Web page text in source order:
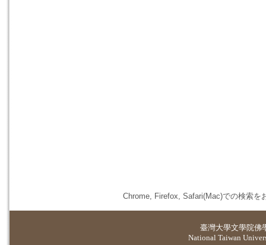
Chrome, Firefox, Safari(Mac)での検索を
臺灣大學文學院佛
National Taiwan